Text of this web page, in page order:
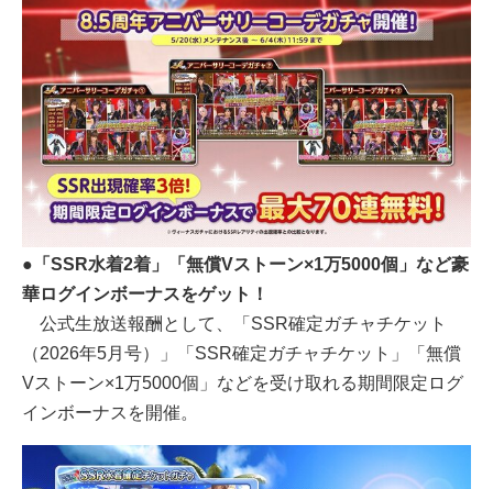
●「SSR水着2着」「無償Vストーン×1万5000個」など豪
華ログインボーナスをゲット！
公式生放送報酬として、「SSR確定ガチャチケット
（2026年5月号）」「SSR確定ガチャチケット」「無償
Vストーン×1万5000個」などを受け取れる期間限定ログ
インボーナスを開催。